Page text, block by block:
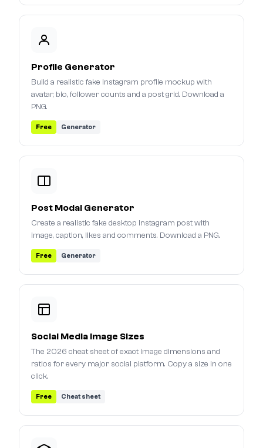
Profile Generator
Build a realistic fake Instagram profile mockup with
avatar, bio, follower counts and a post grid. Download a
PNG.
Free Generator
Post Modal Generator
Create a realistic fake desktop Instagram post with
image, caption, likes and comments. Download a PNG.
Free Generator
Social Media Image Sizes
The 2026 cheat sheet of exact image dimensions and
ratios for every major social platform. Copy a size in one
click.
Free Cheat sheet